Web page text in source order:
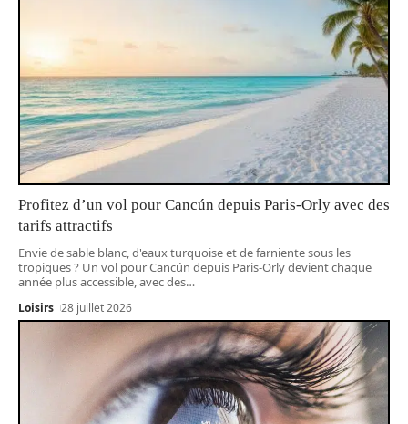
Profitez d’un vol pour Cancún depuis Paris-Orly avec des
tarifs attractifs
Envie de sable blanc, d'eaux turquoise et de farniente sous les
tropiques ? Un vol pour Cancún depuis Paris-Orly devient chaque
année plus accessible, avec des…
Loisirs 28 juillet 2026